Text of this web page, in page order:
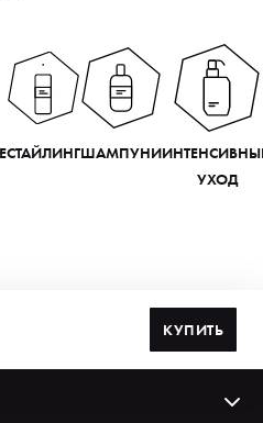
СТАЙЛИНГШАМПУНИ
УХОД
КУПИТЬ